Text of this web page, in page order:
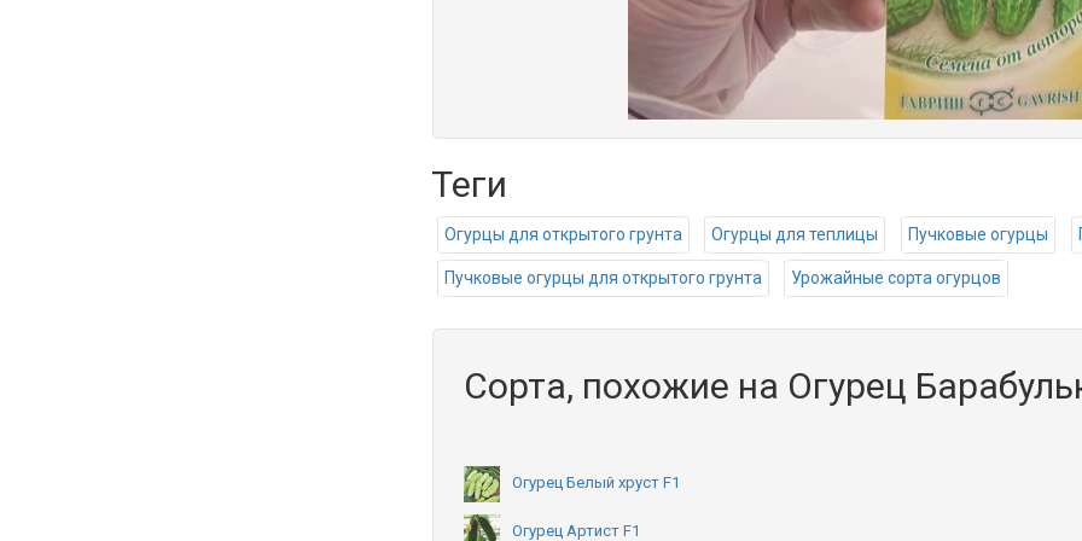
Теги
Огурцы для открытого грунта Огурцы для теплицы Пучковые огурцы
Пучковые огурцы для открытого грунта Урожайные сорта огурцов
Сорта, похожие на Огурец
Огурец Белый хруст F1
Огурец Артист F1